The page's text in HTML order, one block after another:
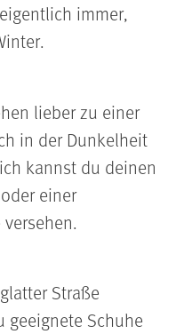
immer,
lieber zu einer
in der Dunkelheit
kannst du deinen
einer
Straße
Schuhe